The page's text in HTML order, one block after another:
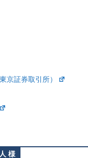
証券取引所）